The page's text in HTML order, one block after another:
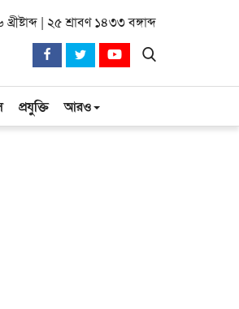
| ২৫ শ্রাবণ ১৪৩৩ বঙ্গাব্দ
প্রযুক্তি আরও